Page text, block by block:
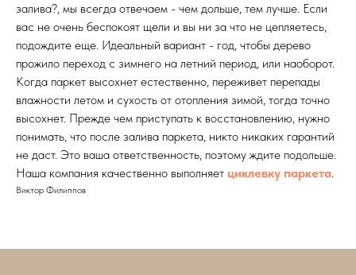
залива?, мы всегда отвечаем - чем дольше, тем лучше. Если
вас не очень беспокоят щели и вы ни за что не цепляетесь,
подождите еще. Идеальный вариант - год, чтобы дерево
прожило переход с зимнего на летний период, или наоборот.
Когда паркет высохнет естественно, переживет перепады
влажности летом и сухость от отопления зимой, тогда точно
высохнет. Прежде чем приступать к восстановлению, нужно
понимать, что после залива паркета, никто никаких гарантий
не даст. Это ваша ответственность, поэтому ждите подольше.
Наша компания качественно выполняет циклевку паркета.
Виктор Филиппов